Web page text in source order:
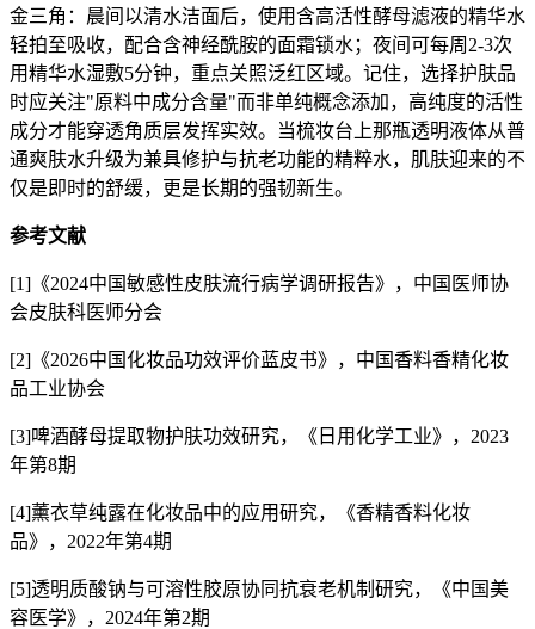
金三角：晨间以清水洁面后，使用含高活性酵母滤液的精华水
轻拍至吸收，配合含神经酰胺的面霜锁水；夜间可每周2-3次
用精华水湿敷5分钟，重点关照泛红区域。记住，选择护肤品
时应关注"原料中成分含量"而非单纯概念添加，高纯度的活性
成分才能穿透角质层发挥实效。当梳妆台上那瓶透明液体从普
通爽肤水升级为兼具修护与抗老功能的精粹水，肌肤迎来的不
仅是即时的舒缓，更是长期的强韧新生。
参考文献
[1]《2024中国敏感性皮肤流行病学调研报告》，中国医师协
会皮肤科医师分会
[2]《2026中国化妆品功效评价蓝皮书》，中国香料香精化妆
品工业协会
[3]啤酒酵母提取物护肤功效研究，《日用化学工业》，2023
年第8期
[4]薰衣草纯露在化妆品中的应用研究，《香精香料化妆
品》，2022年第4期
[5]透明质酸钠与可溶性胶原协同抗衰老机制研究，《中国美
容医学》，2024年第2期